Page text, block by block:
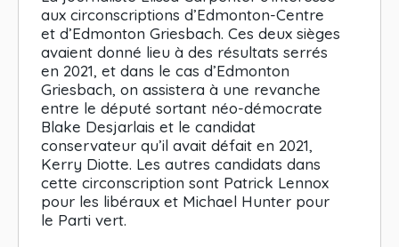
aux circonscriptions d’Edmonton-Centre
et d’Edmonton Griesbach. Ces deux sièges
avaient donné lieu à des résultats serrés
en 2021, et dans le cas d’Edmonton
Griesbach, on assistera à une revanche
entre le député sortant néo-démocrate
Blake Desjarlais et le candidat
conservateur qu’il avait défait en 2021,
Kerry Diotte. Les autres candidats dans
cette circonscription sont Patrick Lennox
pour les libéraux et Michael Hunter pour
le Parti vert.